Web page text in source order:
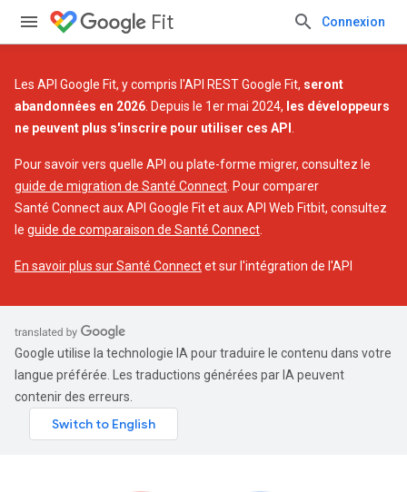
Fit Connexion
Les API Google Fit, y compris l'API REST Google Fit, seront
abandonnées en 2026 . Depuis le 1er mai 2024, les développeurs
ne peuvent plus s'inscrire pour utiliser ces API
Pour savoir vers quelle API ou plate-forme migrer, consultez le
guide de migration de Santé Connect . Pour comparer
Santé Connect aux API Google Fit et aux API Web Fitbit, consultez
le guide de comparaison de Santé Connect
En savoir plus sur Santé Connectet sur l'intégration de l'API
Google utilise la technologie IA pour traduire le contenu dans votre
langue préférée. Les traductions générées par IA peuvent
contenir des erreurs.